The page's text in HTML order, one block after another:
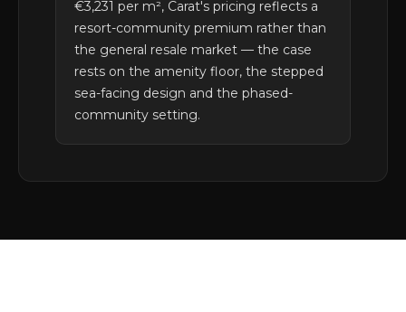
€3,231 per m², Carat's pricing reflects a
resort-community premium rather than
the general resale market — the case
rests on the amenity floor, the stepped
sea-facing design and the phased-
community setting.